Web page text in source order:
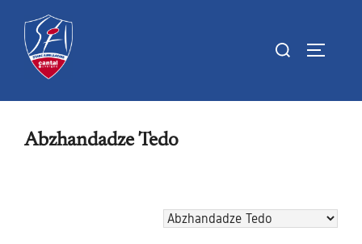
contenu
Rechercher :
Abzhandadze Tedo